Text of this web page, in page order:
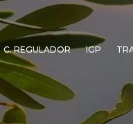
C. REGULADOR IGP